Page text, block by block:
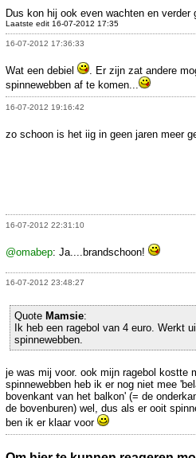
Dus kon hij ook even wachten en verder
Laatste edit 16-07-2012 17:35
16-07-2012 17:36:33
Wat een debiel
. Er zijn zat andere
spinnewebben af te komen...
16-07-2012 19:16:42
zo schoon is het iig in geen jaren meer
16-07-2012 22:31:10
@omabep: Ja....brandschoon!
16-07-2012 23:48:27
Quote Mamsie:
Ik heb een ragebol van 4 euro. Werkt
spinnewebben.
je was mij voor. ook mijn ragebol kostte
spinnewebben heb ik er nog niet mee
bovenkant van het balkon' (= de
de bovenburen) wel, dus als er ooit
ben ik er klaar voor